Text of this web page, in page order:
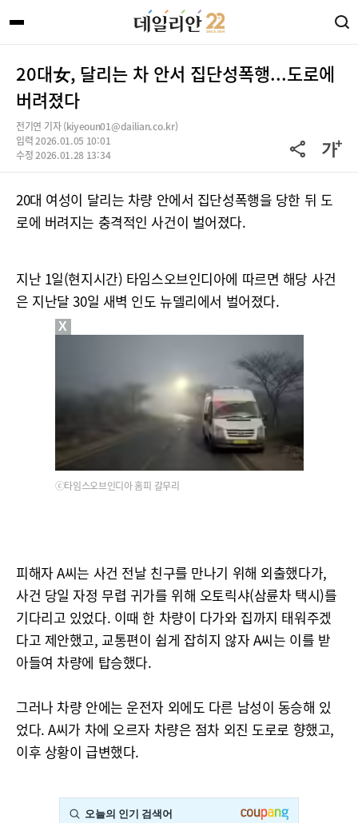
20대女, 달리는 차 안서 집단성폭행...도로에
버려졌다
전기연 기자 (kiyeoun01@dailian.co.kr)
입력 2026.01.05 10:01
수정 2026.01.28 13:34
20대 여성이 달리는 차량 안에서 집단성폭행을 당한 뒤 도
로에 버려지는 충격적인 사건이 벌어졌다.
지난 1일(현지시간) 타임스오브인디아에 따르면 해당 사건
은 지난달 30일 새벽 인도 뉴델리에서 벌어졌다.
ⓒ타임스오브인디아 홈피 갈무리
피해자 A씨는 사건 전날 친구를 만나기 위해 외출했다가,
사건 당일 자정 무렵 귀가를 위해 오토릭샤(삼륜차 택시)를
기다리고 있었다. 이때 한 차량이 다가와 집까지 태워주겠
다고 제안했고, 교통편이 쉽게 잡히지 않자 A씨는 이를 받
아들여 차량에 탑승했다.
그러나 차량 안에는 운전자 외에도 다른 남성이 동승해 있
었다. A씨가 차에 오르자 차량은 점차 외진 도로로 향했고,
이후 상황이 급변했다.
X